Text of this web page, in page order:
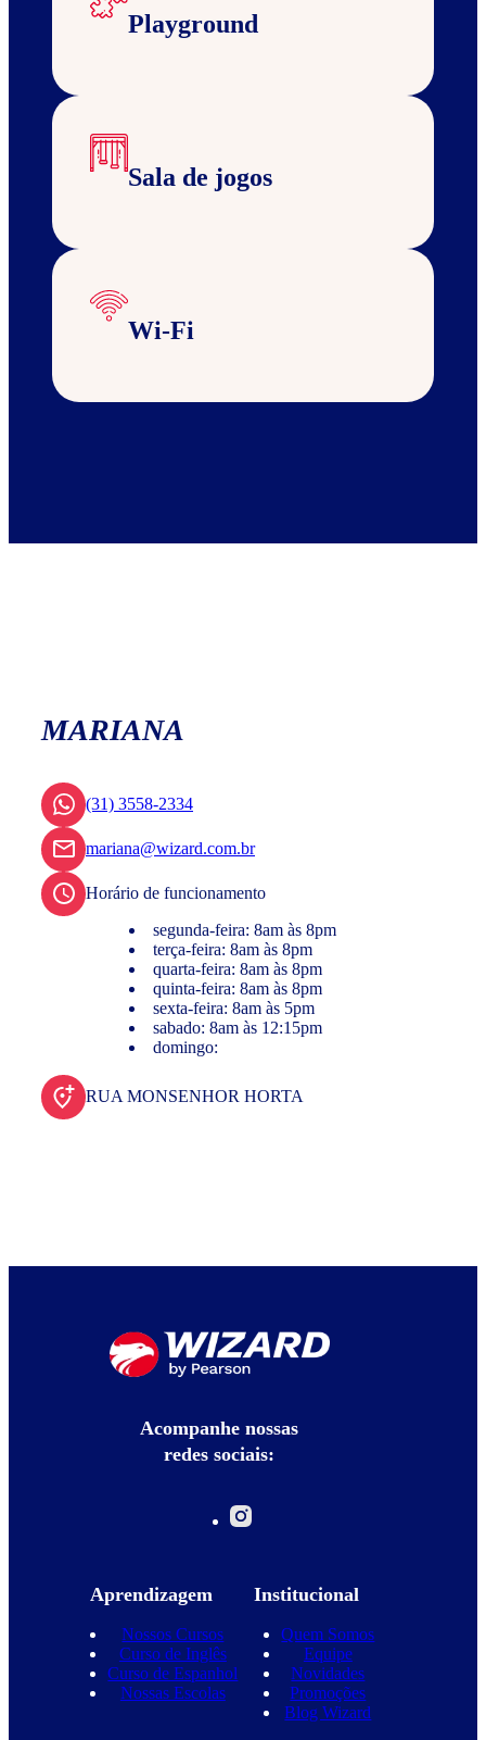
Playground
Sala de jogos
Wi-Fi
MARIANA
(31) 3558-2334
mariana@wizard.com.br
Horário de funcionamento
segunda-feira: 8am às 8pm
terça-feira: 8am às 8pm
quarta-feira: 8am às 8pm
quinta-feira: 8am às 8pm
sexta-feira: 8am às 5pm
sabado: 8am às 12:15pm
domingo:
RUA MONSENHOR HORTA
Acompanhe nossas
redes sociais:
Aprendizagem
Nossos Cursos
Curso de Inglês
Curso de Espanhol
Nossas Escolas
Institucional
Quem Somos
Equipe
Novidades
Promoções
Blog Wizard